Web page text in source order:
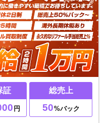
証
円
総売上
50%バック